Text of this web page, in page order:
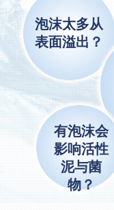
泡沫太多从
表面溢出？
有泡沫会
影响活性
泥与菌
物？